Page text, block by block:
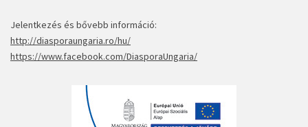
Jelentkezés és bővebb információ:
http://diasporaungaria.ro/hu/
https://www.facebook.com/DiasporaUngaria/